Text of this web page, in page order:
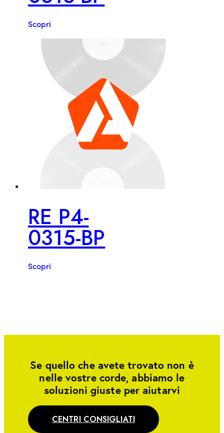
Scopri
RE P4-
0315-BP
Scopri
Se quello che avete trovato non è
nelle vostre corde, abbiamo le
soluzioni giuste per aiutarvi
CENTRI CONSIGLIATI